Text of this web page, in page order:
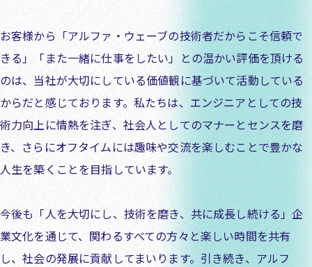
お客様から「アルファ・ウェーブの技術者だからこそ信頼で
きる」「また一緒に仕事をしたい」との温かい評価を頂ける
のは、当社が大切にしている価値観に基づいて活動している
からだと感じております。私たちは、エンジニアとしての技
術力向上に情熱を注ぎ、社会人としてのマナーとセンスを磨
き、さらにオフタイムには趣味や交流を楽しむことで豊かな
人生を築くことを目指しています。
今後も「人を大切にし、技術を磨き、共に成長し続ける」企
業文化を通じて、関わるすべての方々と楽しい時間を共有
し、社会の発展に貢献してまいります。引き続き、アルフ